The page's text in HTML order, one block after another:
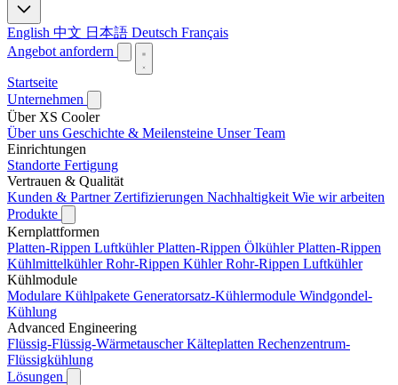
English 中文 日本語 Deutsch Français
Angebot anfordern
Startseite
Unternehmen
Über XS Cooler
Über uns Geschichte & Meilensteine Unser Team
Einrichtungen
Standorte Fertigung
Vertrauen & Qualität
Kunden & Partner Zertifizierungen Nachhaltigkeit Wie wir arbeiten
Produkte
Kernplattformen
Platten-Rippen LuftkühlerPlatten-Rippen ÖlkühlerPlatten-Rippen
KühlmittelkühlerRohr-Rippen KühlerRohr-Rippen Luftkühler
Kühlmodule
Modulare Kühlpakete Generatorsatz-Kühlermodule Windgondel-
Kühlung
Advanced Engineering
Flüssig-Flüssig-WärmetauscherKälteplatten Rechenzentrum-
Flüssigkühlung
Lösungen